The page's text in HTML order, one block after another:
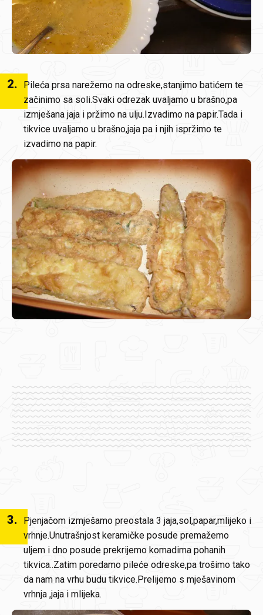
2.
Pileća prsa narežemo na odreske,stanjimo batićem te
začinimo sa soli.Svaki odrezak uvaljamo u brašno,pa
izmješana jaja i pržimo na ulju.Izvadimo na papir.Tada i
tikvice uvaljamo u brašno,jaja pa i njih ispržimo te
izvadimo na papir.
3.
Pjenjačom izmješamo preostala 3 jaja,sol,papar,mlijeko i
vrhnje.Unutrašnjost keramičke posude premažemo
uljem i dno posude prekrijemo komadima pohanih
tikvica..Zatim poredamo pileće odreske,pa trošimo tako
da nam na vrhu budu tikvice.Prelijemo s mješavinom
vrhnja ,jaja i mlijeka.